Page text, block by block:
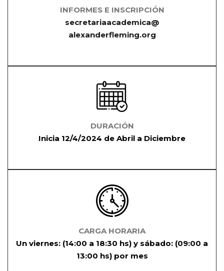
INFORMES E INSCRIPCIÓN
secretariaacademica@
alexanderfleming.org
DURACIÓN
Inicia 12/4/2024 de Abril a Diciembre
CARGA HORARIA
Un viernes: (14:00 a 18:30 hs) y sábado: (09:00 a
13:00 hs) por mes